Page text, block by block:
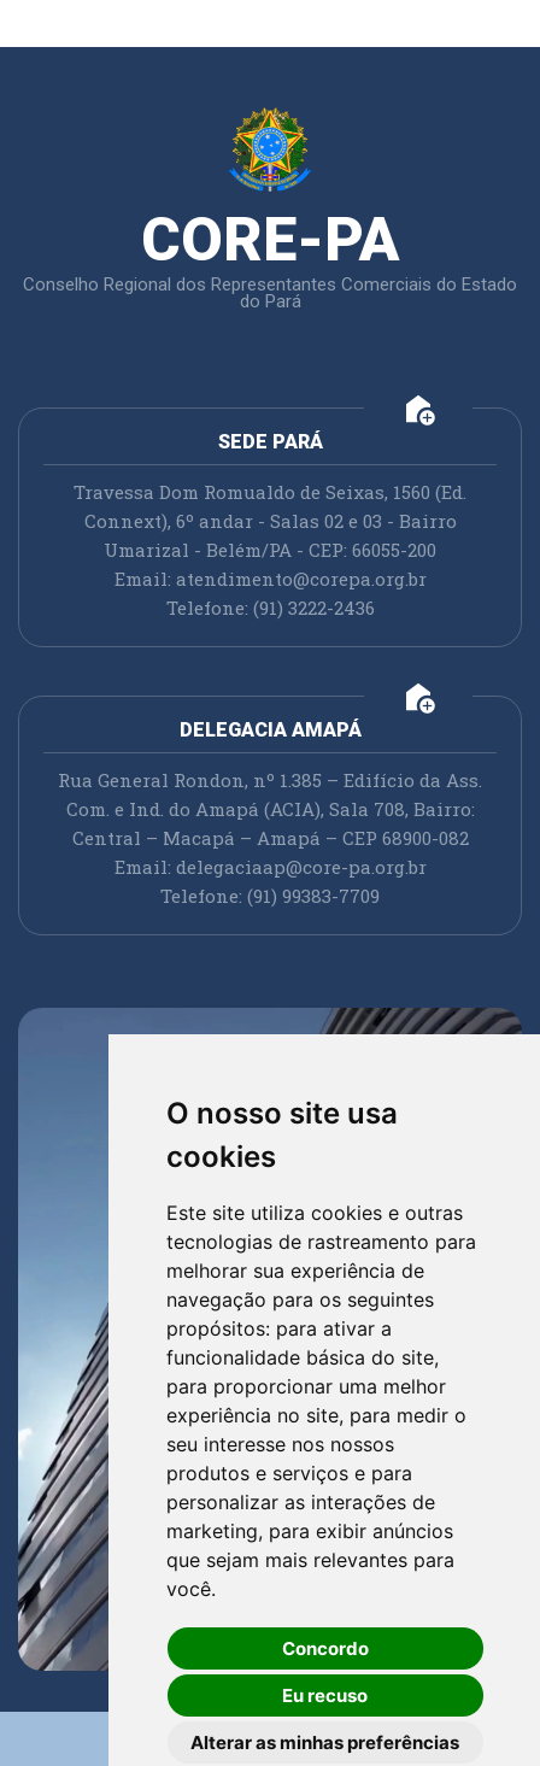
O nosso site usa
cookies
Este site utiliza cookies e outras
tecnologias de rastreamento para
melhorar sua experiência de
navegação para os seguintes
propósitos: para ativar a
funcionalidade básica do site,
para proporcionar uma melhor
experiência no site, para medir o
seu interesse nos nossos
produtos e serviços e para
personalizar as interações de
marketing, para exibir anúncios
que sejam mais relevantes para
você.
Concordo
Eu recuso
Alterar as minhas preferências
CORE-PA
Conselho Regional dos Representantes Comerciais do Estado
do Pará
add_home
SEDE PARÁ
Travessa Dom Romualdo de Seixas, 1560 (Ed.
Connext), 6º andar - Salas 02 e 03 - Bairro
Umarizal - Belém/PA - CEP: 66055-200
Email: atendimento@corepa.org.br
Telefone: (91) 3222-2436
add_home
DELEGACIA AMAPÁ
Rua General Rondon, nº 1.385 – Edifício da Ass.
Com. e Ind. do Amapá (ACIA), Sala 708, Bairro:
Central – Macapá – Amapá – CEP 68900-082
Email: delegaciaap@core-pa.org.br
Telefone: (91) 99383-7709